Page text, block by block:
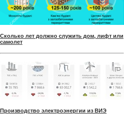
Сколько лет должно служить дом, лифт или
самолет
Производство электроэнергии из ВИЭ